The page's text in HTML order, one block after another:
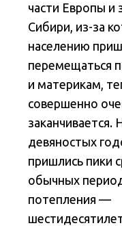
части Европы и
Сибири, из-за
населению
перемещаться
и материкам,
совершенно
заканчивается.
девяностых
пришлись пики
обычных
потепления —